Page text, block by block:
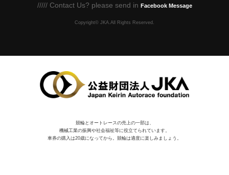
///// Contact Us? please send in Facebook Message
Copyright© JKA.All Rights Reserved.
競輪とオートレースの売上の一部は、
機械⼯業の振興や社会福祉等に役⽴てられています。
車券の購入は20歳になってから。競輪は適度に楽しみましょう。